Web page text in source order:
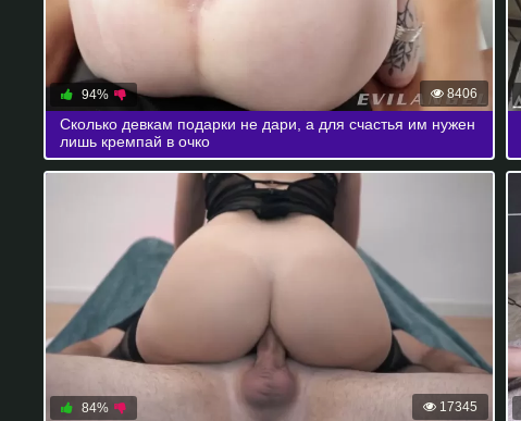
8406
94%
Сколько девкам подарки не дари, а для счастья им нужен
лишь кремпай в очко
17345
84%